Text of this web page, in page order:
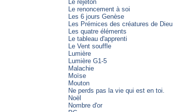
Le rejeton
Le renoncement à soi
Les 6 jours Genèse
Les Prémices des créatures de Dieu
Les quatre éléments
Le tableau d'apprenti
Le Vent souffle
Lumière
Lumière G1-5
Malachie
Moïse
Mouton
Ne perds pas la vie qui est en toi.
Noël
Nombre d'or